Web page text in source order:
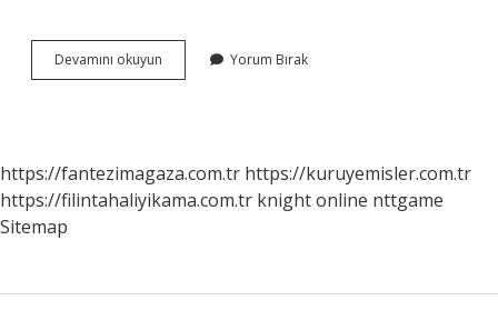
Devamını okuyun
Kaça
Yorum Bırak
https://fantezimagaza.com.tr https://kuruyemisler.com.tr
https://filintahaliyikama.com.tr knight online nttgame
Sitemap